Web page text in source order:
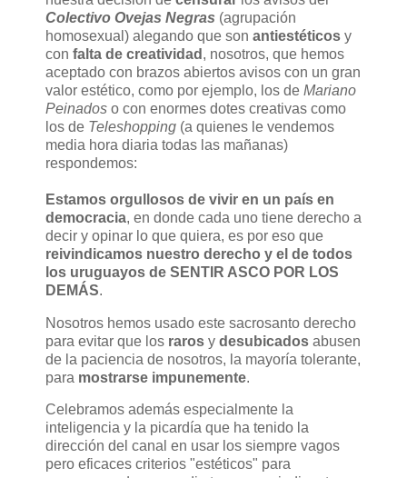
Colectivo Ovejas Negras (agrupación
homosexual) alegando que son antiestéticos y
con falta de creatividad , nosotros, que hemos
aceptado con brazos abiertos avisos con un gran
valor estético, como por ejemplo, los de Mariano
Peinados o con enormes dotes creativas como
los de Teleshopping (a quienes le vendemos
media hora diaria todas las mañanas)
respondemos:
Estamos orgullosos de vivir en un país en
democracia, en donde cada uno tiene derecho a
decir y opinar lo que quiera, es por eso que
reivindicamos nuestro derecho y el de todos
los uruguayos de SENTIR ASCO POR LOS
DEMÁS.
Nosotros hemos usado este sacrosanto derecho
para evitar que los raros y desubicados abusen
de la paciencia de nosotros, la mayoría tolerante,
para mostrarse impunemente.
Celebramos además especialmente la
inteligencia y la picardía que ha tenido la
dirección del canal en usar los siempre vagos
pero eficaces criterios "estéticos" para